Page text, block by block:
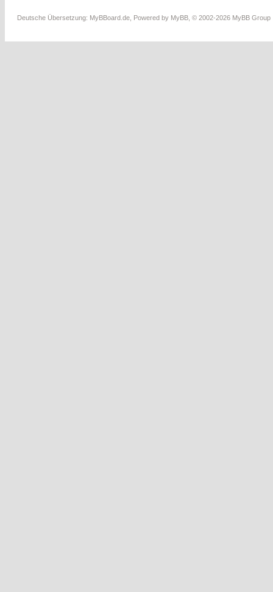
Deutsche Übersetzung: MyBBoard.de , Powered by MyBB , © 2002-2026 MyBB Group